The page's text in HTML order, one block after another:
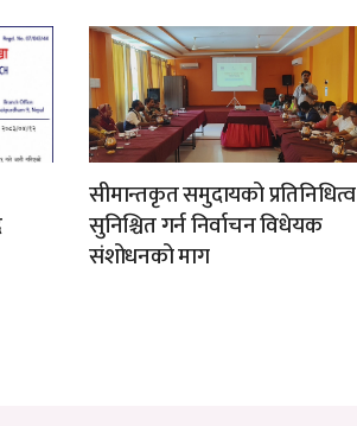
सीमान्तकृत समुदायको प्रतिनिधित्व
सुनिश्चित गर्न निर्वाचन विधेयक
संशोधनको माग